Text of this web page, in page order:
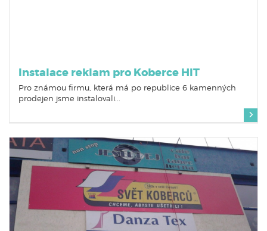
Instalace reklam pro Koberce HIT
Pro známou firmu, která má po republice 6 kamenných
prodejen jsme instalovali...